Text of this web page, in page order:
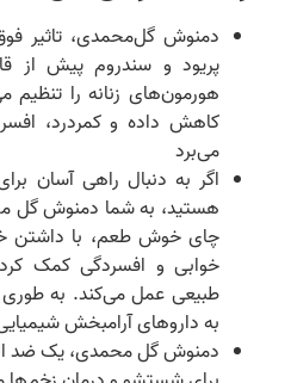
دمنوش گل‌محمدی، تاثیر
پریود و سندروم پیش از
هورمون‌های زنانه را
کاهش داده و کمردرد،
می‌برد
اگر به دنبال راهی آسان
هستید، به شما دمنوش گل
چای خوش طعم، با داشتن
خوابی و افسردگی کمک
طبیعی عمل می‌کند. به طوری
به داروهای آرامبخش
دمنوش گل محمدی، یک ضد